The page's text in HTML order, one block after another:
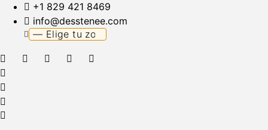
+1 829 421 8469
info@desstenee.com